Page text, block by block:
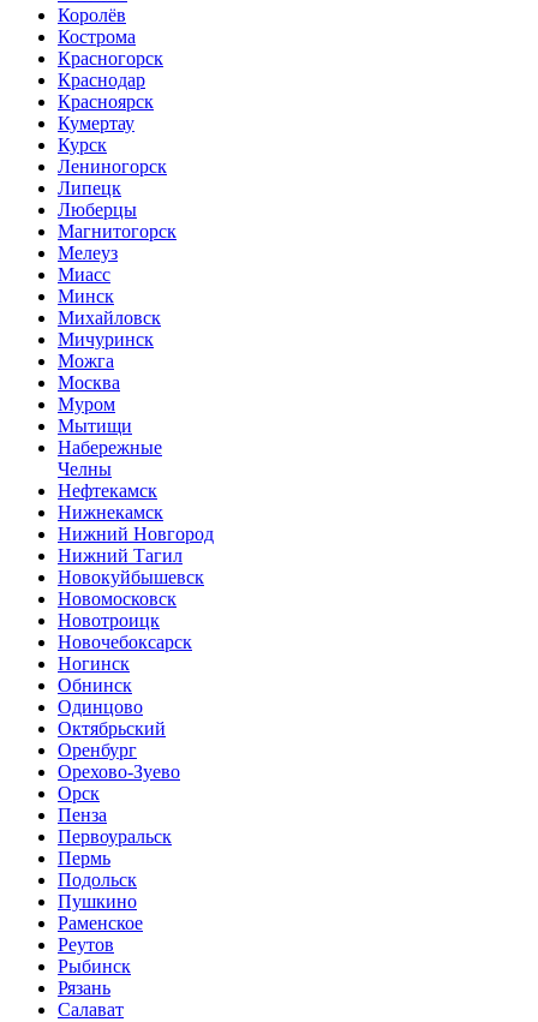
Королёв
Кострома
Красногорск
Краснодар
Красноярск
Кумертау
Курск
Лениногорск
Липецк
Люберцы
Магнитогорск
Мелеуз
Миасс
Минск
Михайловск
Мичуринск
Можга
Москва
Муром
Мытищи
Набережные
Челны
Нефтекамск
Нижнекамск
Нижний Новгород
Нижний Тагил
Новокуйбышевск
Новомосковск
Новотроицк
Новочебоксарск
Ногинск
Обнинск
Одинцово
Октябрьский
Оренбург
Орехово-Зуево
Орск
Пенза
Первоуральск
Пермь
Подольск
Пушкино
Раменское
Реутов
Рыбинск
Рязань
Салават